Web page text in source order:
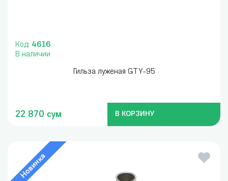
Код: 4616
В наличии
Гильза луженая GTY-95
22 870 сум В КОРЗИНУ
Новинка